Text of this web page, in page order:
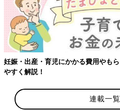
連載一